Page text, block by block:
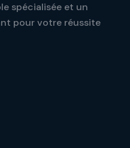
spécialisée et un
pour votre réussite